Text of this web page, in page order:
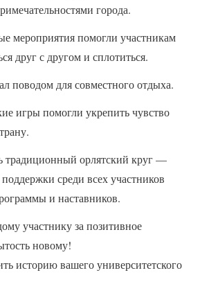
города.
мероприятия помогли участникам
друг с другом и сплотиться.
поводом для совместного отдыха.
игры помогли укрепить чувство
традиционный орлятский круг —
среди всех участников
и наставников.
участнику за позитивное
новому!
историю вашего университетского